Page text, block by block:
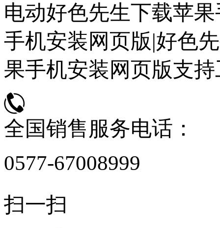
电动好色先生下载苹
手机安装网页版|好色
果手机安装网页版支
全国销售服务电话：
0577-67008999
扫一扫